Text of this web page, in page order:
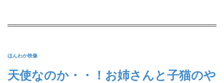
ほんわか映像
天使なのか・・！お姉さんと子猫のや